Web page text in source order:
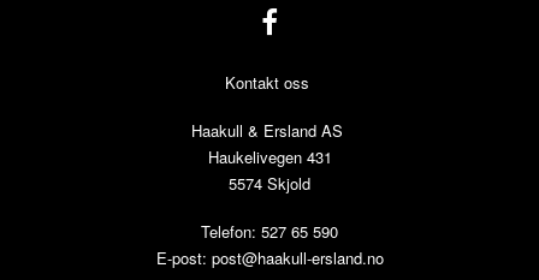
Kontakt oss
Haakull & Ersland AS
Haukelivegen 431
5574 Skjold
Telefon: 527 65 590
E-post: post@haakull-ersland.no